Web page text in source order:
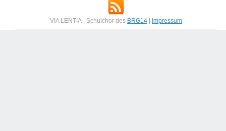
VIA LENTIA - Schulchor des BRG14 Impressum